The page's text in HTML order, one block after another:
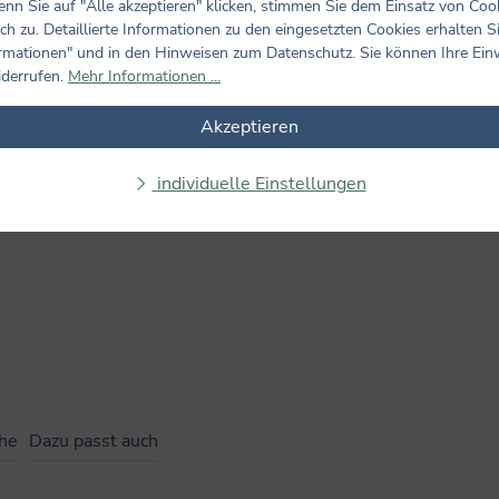
Bewertungen nur in der aktuellen Sprache anzeigen.
Keine Bewertungen gefunden. Teilen Sie Ihre Erfahrungen
Dazu passt auch
Sie auf "Alle akzeptieren" klicken, stimmen Sie dem Einsatz von
zu. Detaillierte Informationen zu den eingesetzten Cookies erhalten
und in den Hinweisen zum Datenschutz. Sie können Ihre
Mehr Informationen ...
Akzeptieren
individuelle Einstellungen